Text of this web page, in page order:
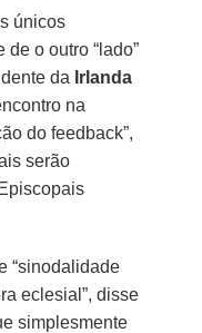
únicos
o outro “lado”
da Irlanda
na
do feedback”,
serão
“sinodalidade
eclesial”, disse
simplesmente